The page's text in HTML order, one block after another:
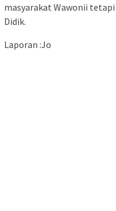
masyarakat Wawonii
Didik.
Laporan :Jo